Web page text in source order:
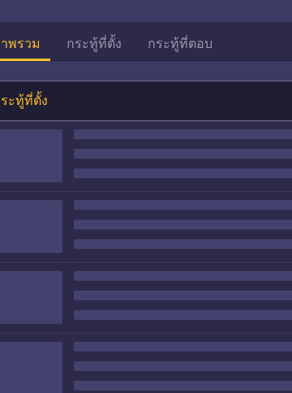
พรวม กระทู้ที่ตั้ง กระทู้ที่ตอบ
ะทู้ที่ตั้ง